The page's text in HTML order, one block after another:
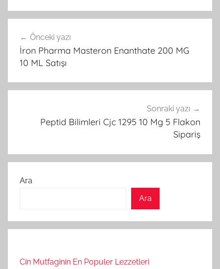
gezinmesi
Önceki yazı
İron Pharma Masteron Enanthate 200 MG
10 ML Satışı
Sonraki yazı
Peptid Bilimleri Cjc 1295 10 Mg 5 Flakon
Sipariş
Ara
Ara
Cin Mutfaginin En Populer Lezzetleri